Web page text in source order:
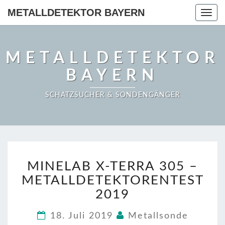
METALLDETEKTOR BAYERN
METALLDETEKTOR
BAYERN
SCHATZSUCHER & SONDENGÄNGER
X-
TERRA
305
–
2019
MINELAB X-TERRA 305 –
METALLDETEKTORENTEST
2019
18. Juli 2019 Metallsonde